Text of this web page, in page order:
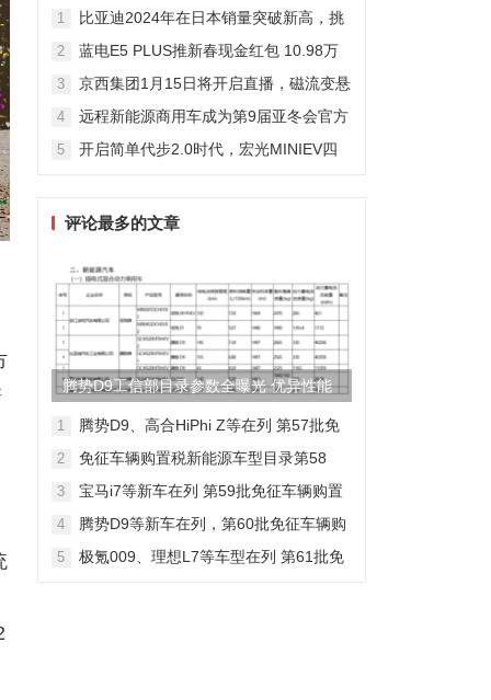
撼全场
1
比亚迪2024年在日本销量突破新高，挑
2
蓝电E5 PLUS推新春现金红包 10.98万
3
京西集团1月15日将开启直播，磁流变悬
4
远程新能源商用车成为第9届亚冬会官方
线
5
开启简单代步2.0时代，宏光MINIEV四
评论最多的文章
腾势D9工信部目录参数全曝光 优异性能
得以印证
1
腾势D9、高合HiPhi Z等在列 第57批免
2
免征车辆购置税新能源车型目录第58
3
宝马i7等新车在列 第59批免征车辆购置
4
腾势D9等新车在列，第60批免征车辆购
5
极氪009、理想L7等车型在列 第61批免